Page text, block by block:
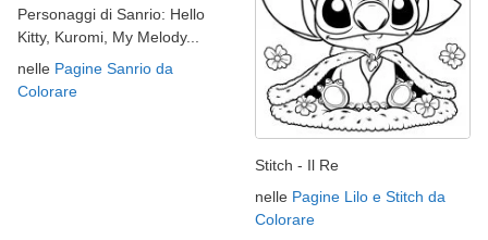
Personaggi di Sanrio: Hello
Kitty, Kuromi, My Melody...
nelle Pagine Sanrio da
Colorare
Stitch - Il Re
nelle Pagine Lilo e Stitch da
Colorare